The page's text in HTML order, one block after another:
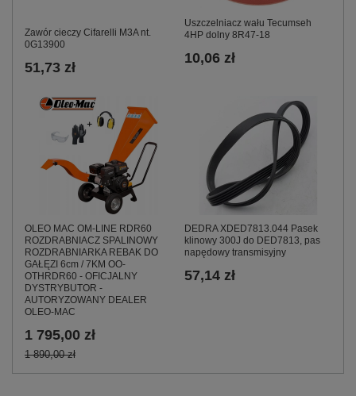
Zawór cieczy Cifarelli M3A nt.
0G13900
51,73 zł
Uszczelniacz wału Tecumseh
4HP dolny 8R47-18
10,06 zł
OLEO MAC OM-LINE RDR60
ROZDRABNIACZ SPALINOWY
ROZDRABNIARKA REBAK DO
GAŁĘZI 6cm / 7KM OO-
OTHRDR60 - OFICJALNY
DYSTRYBUTOR -
AUTORYZOWANY DEALER
OLEO-MAC
1 795,00 zł
1 890,00 zł
DEDRA XDED7813.044 Pasek
klinowy 300J do DED7813, pas
napędowy transmisyjny
57,14 zł